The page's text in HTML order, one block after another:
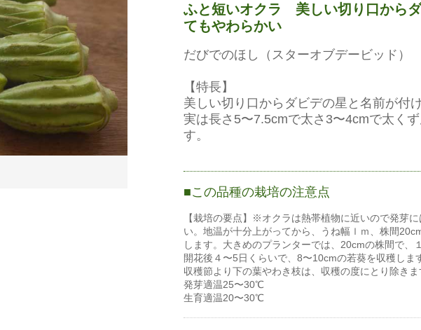
ふと短いオクラ 美しい切り口から
てもやわらかい
だびでのほし（スターオブデービッド）
【特長】
美しい切り口からダビデの星と名前が付
実は長さ5〜7.5cmで太さ3〜4cmで太く
す。
この品種の栽培の注意点
【栽培の要点】※オクラは熱帯植物に近いので発芽
い。地温が十分上がってから、うね幅ｌｍ、株間
します。大きめのプランターでは、20cmの株間で、
開花後４〜5日くらいで、8〜10cmの若葵を収穫しま
収穫節より下の葉やわき枝は、収穫の度にとり除きま
発芽適温25〜30℃
生育適温20〜30℃